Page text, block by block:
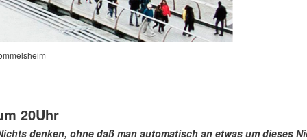
20Uhr
denken, ohne daß man automatisch an etwas um dieses